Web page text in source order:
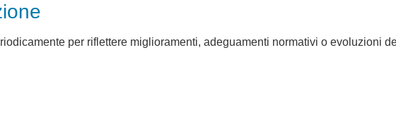
per riflettere miglioramenti, adeguamenti normativi o evoluzioni